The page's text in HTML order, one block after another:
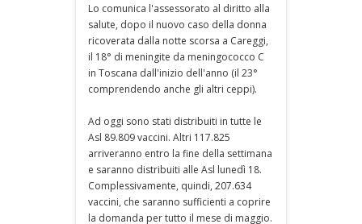
Lo comunica l'assessorato al diritto alla
salute, dopo il nuovo caso della donna
ricoverata dalla notte scorsa a Careggi,
il 18° di meningite da meningococco C
in Toscana dall'inizio dell'anno (il 23°
comprendendo anche gli altri ceppi).
Ad oggi sono stati distribuiti in tutte le
Asl 89.809 vaccini. Altri 117.825
arriveranno entro la fine della settimana
e saranno distribuiti alle Asl lunedì 18.
Complessivamente, quindi, 207.634
vaccini, che saranno sufficienti a coprire
la domanda per tutto il mese di maggio.